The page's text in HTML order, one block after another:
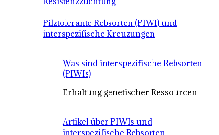
Pilztolerante Rebsorten (PIWI) und
interspezifische Kreuzungen
Was sind interspezifische Rebsorten
(PIWIs)
Erhaltung genetischer Ressourcen
Artikel über PIWIs und
interspezifische Rebsorten